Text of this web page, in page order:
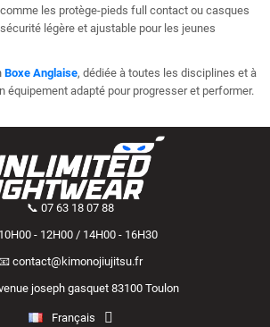
les protège-pieds full contact ou casques
légère et ajustable pour les jeunes
Boxe Anglaise, dédiée à toutes les disciplines et à
équipement adapté pour progresser et performer.
📞 07 63 18 07 88
- 12H00 / 14H00 - 16H30
contact@kimonojiujitsu.fr
joseph gasquet 83100 Toulon
Français